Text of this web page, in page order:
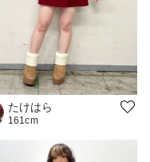
たけはら
161cm